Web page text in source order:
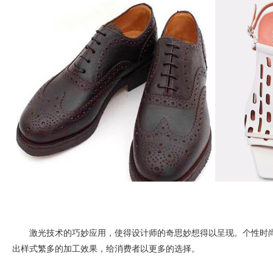
激光技术的巧妙应用，使得设计师的奇思妙想得以呈现。个性时
出样式繁多的加工效果，给消费者以更多的选择。